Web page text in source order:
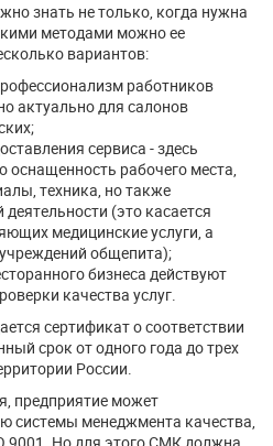
знать не только, когда нужна
методами можно ее
вариантов:
работников
актуально для салонов
сервиса - здесь
оснащенность рабочего места,
техника, но также
(это касается
медицинские услуги, а
общепита);
бизнеса действуют
качества услуг.
сертификат о соответствии
срок от одного года до трех
России.
предприятие может
системы менеджмента качества,